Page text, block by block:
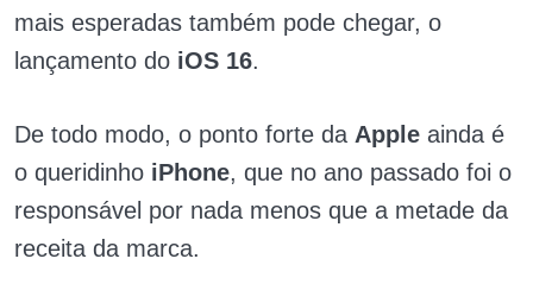
mais esperadas também pode chegar, o
lançamento do iOS 16.
De todo modo, o ponto forte da Apple ainda é
o queridinho iPhone, que no ano passado foi o
responsável por nada menos que a metade da
receita da marca.